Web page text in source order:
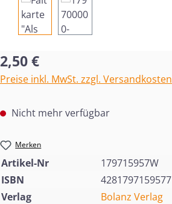
Regulärer Preis:
2,50 €
Preise inkl. MwSt. zzgl. Versandkosten
Nicht mehr verfügbar
Merken
Artikel-Nr
179715957W
ISBN
4281797159577
Verlag
Bolanz Verlag